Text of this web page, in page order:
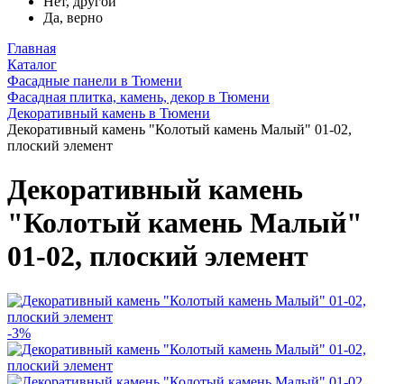
Да, верно
Главная
Каталог
Фасадные панели в Тюмени
Фасадная плитка, камень, декор в Тюмени
Декоративный камень в Тюмени
Декоративный камень "Колотый камень Малый" 01-02,
плоский элемент
Декоративный камень
"Колотый камень Малый"
01-02, плоский элемент
-3%